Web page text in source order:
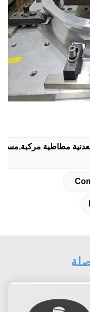
معدنية مطاطية